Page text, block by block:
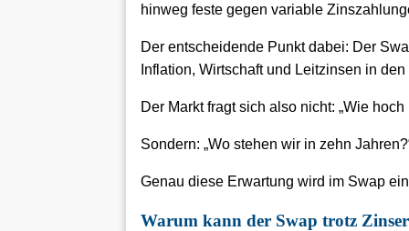
hinweg feste gegen variable
Der entscheidende Punkt dabei: Der
Inflation, Wirtschaft und Leitzinsen in
Der Markt fragt sich also nicht: „Wie
Sondern: „Wo stehen wir in zehn
Genau diese Erwartung wird im Swap
Warum kann der Swap trotz